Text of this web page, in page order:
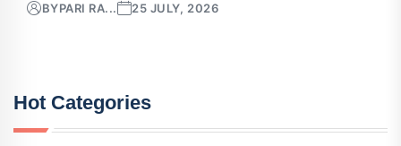
BYPARI RA... 25 JULY, 2026
Hot Categories